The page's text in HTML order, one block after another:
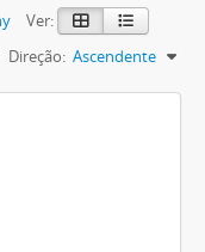
Ver:
Direção: Ascendente